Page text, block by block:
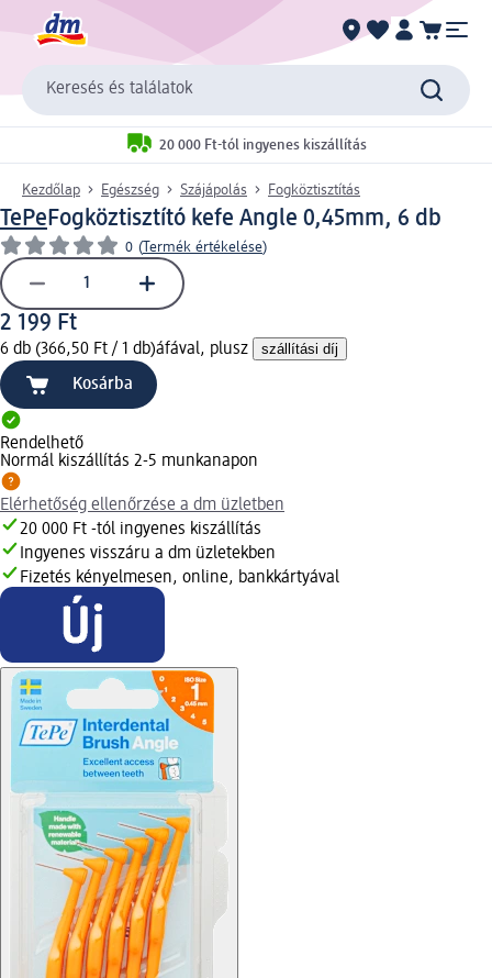
Keresés és találatok
20 000 Ft-tól ingyenes kiszállítás
Kezdőlap Egészség Szájápolás Fogköztisztítás
TePeFogköztisztító kefe Angle 0,45mm, 6 db
0 (Termék értékelése)
2 199 Ft
6 db (366,50 Ft / 1 db)áfával, plusz szállítási díj
Kosárba
Rendelhető
Normál kiszállítás 2-5 munkanapon
Elérhetőség ellenőrzése a dm üzletben
20 000 Ft -tól ingyenes kiszállítás
Ingyenes visszáru a dm üzletekben
Fizetés kényelmesen, online, bankkártyával